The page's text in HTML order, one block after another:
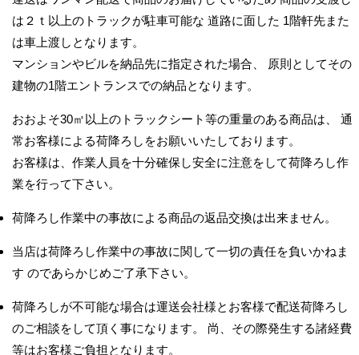
は２ｔ以上のトラックが駐車可能な 道路に面した 1階軒先また
は車上渡しとなります。
マンションやビルを納品先に指定された場合、 原則としてその
建物の1階エントランスでの納品となります。
おおよそ30㎡以上のトラックシート等の重量のある商品は、 通
常お客様による荷降ろしをお願いいたしております。
お客様は、作業人員を十分確保し安全に注意をして荷降ろし作
業を行って下さい。
荷降ろし作業中の事故による商品の返品交換は出来ません。
当店は荷降ろし作業中の事故に関して一切の責任を負いかねま
す のであらかじめご了承下さい。
荷降ろしが不可能な場合は運送会社様とお客様で配送荷降ろし
のご相談をして頂く事になります。 尚、その際発生する諸経費
等はお客様ご負担となります。